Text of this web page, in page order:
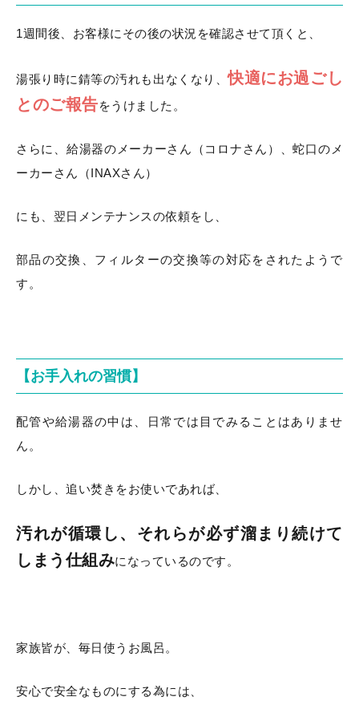
1週間後、お客様にその後の状況を確認させて頂くと、
湯張り時に錆等の汚れも出なくなり、快適にお過ごし
とのご報告をうけました。
さらに、給湯器のメーカーさん（コロナさん）、蛇口のメ
ーカーさん（INAXさん）
にも、翌日メンテナンスの依頼をし、
部品の交換、フィルターの交換等の対応をされたようで
す。
【お手入れの習慣】
配管や給湯器の中は、日常では目でみることはありませ
ん。
しかし、追い焚きをお使いであれば、
汚れが循環し、それらが必ず溜まり続けて
しまう仕組みになっているのです。
家族皆が、毎日使うお風呂。
安心で安全なものにする為には、